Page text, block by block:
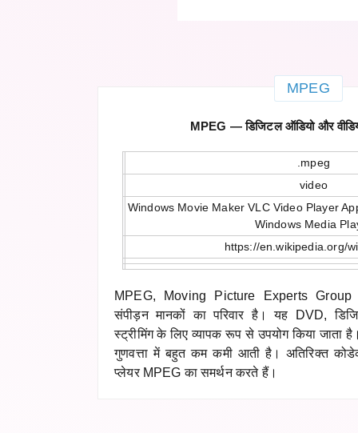
MPEG
MPEG — डिजिटल ऑडियो और
.mpeg
video
Windows Movie Maker VLC Video Player
Windows Media
https://en.wikipedia.org/
MPEG, Moving Picture Experts Group
संपीड़न मानकों का परिवार है। यह DVD,
स्ट्रीमिंग के लिए व्यापक रूप से उपयोग किया
गुणवत्ता में बहुत कम कमी आती है। अतिरिक्त
प्लेयर MPEG का समर्थन करते हैं।